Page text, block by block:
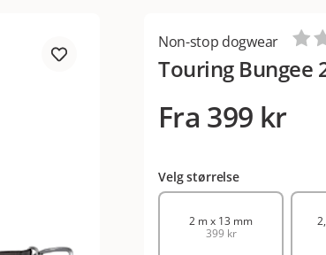
Non-stop dogwear
Touring Bungee
Fra 399 kr
Velg størrelse
2 m x 13 mm
399 kr